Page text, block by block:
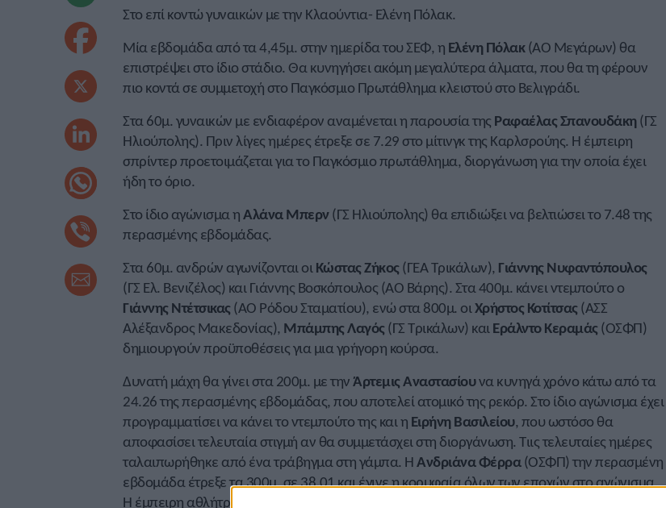
Στο επί κοντώ γυναικών με την Κλαούντια- Ελένη Πόλακ.
Μία εβδομάδα από τα 4,45μ. στην ημερίδα του ΣΕΦ, η Ελένη Πόλακ(ΑΟ Μεγάρων) θα
επιστρέψει στο ίδιο στάδιο. Θα κυνηγήσει ακόμη μεγαλύτερα άλματα, που θα τη φέρουν
πιο κοντά σε συμμετοχή στο Παγκόσμιο Πρωτάθλημα κλειστού στο Βελιγράδι.
Στα 60μ. γυναικών με ενδιαφέρον αναμένεται η παρουσία της ΡαφαέλαςΣπανουδάκη(ΓΣ
Ηλιούπολης). Πριν λίγες ημέρες έτρεξε σε 7.29 στο μίτινγκ της Καρλσρούης. Η έμπειρη
σπρίντερ προετοιμάζεται για το Παγκόσμιο πρωτάθλημα, διοργάνωση για την οποία έχει
ήδη το όριο.
Στο ίδιο αγώνισμα ηΑλάναΜπερν(ΓΣ Ηλιούπολης) θα επιδιώξει να βελτιώσει το 7.48 της
περασμένης εβδομάδας.
Στα 60μ. ανδρών αγωνίζονται οιΚώσταςΖήκος(ΓΕΑ Τρικάλων), Γιάννης Νυφαντόπουλος
(ΓΣ Ελ. Βενιζέλος) και Γιάννης Βοσκόπουλος (ΑΟ Βάρης). Στα 400μ. κάνει ντεμπούτο ο
ΓιάννηςΝτέτσικας(ΑΟ Ρόδου Σταματίου), ενώ στα 800μ. οιΧρήστος Κοτίτσας(ΑΣΣ
Αλέξανδρος Μακεδονίας), ΜπάμπηςΛαγός(ΓΣ Τρικάλων) καιΕράλντοΚεραμάς(ΟΣΦΠ)
δημιουργούν προϋποθέσεις για μια γρήγορη κούρσα.
Δυνατή μάχη θα γίνει στα 200μ. με τηνΆρτεμιςΑναστασίουνα κυνηγά χρόνο κάτω από τα
24.26 της περασμένης εβδομάδας, που αποτελεί ατομικό της ρεκόρ. Στο ίδιο αγώνισμα έχει
προγραμματίσει να κάνει το ντεμπούτο της και η ΕιρήνηΒασιλείου, που ωστόσο θα
αποφασίσει τελευταία στιγμή αν θα συμμετάσχει στη διοργάνωση. Τιις τελευταίες ημέρες
ταλαιπωρήθηκε από ένα τράβηγμα στη γάμπα. ΗΑνδριάναΦέρρα(ΟΣΦΠ) την περασμένη
εβδομάδα έτρεξε τα 300μ. σε 38.01 και έγινε η κορυφαία όλων των εποχών στο αγώνισμα.
Η έμπειρη αθλήτρια την Κυριακή θα επιδιώξει να σπάει το φράγμα των 38.00 και να